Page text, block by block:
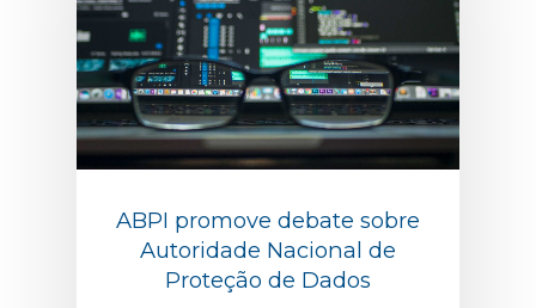
ABPI promove debate sobre
Autoridade Nacional de
Proteção de Dados